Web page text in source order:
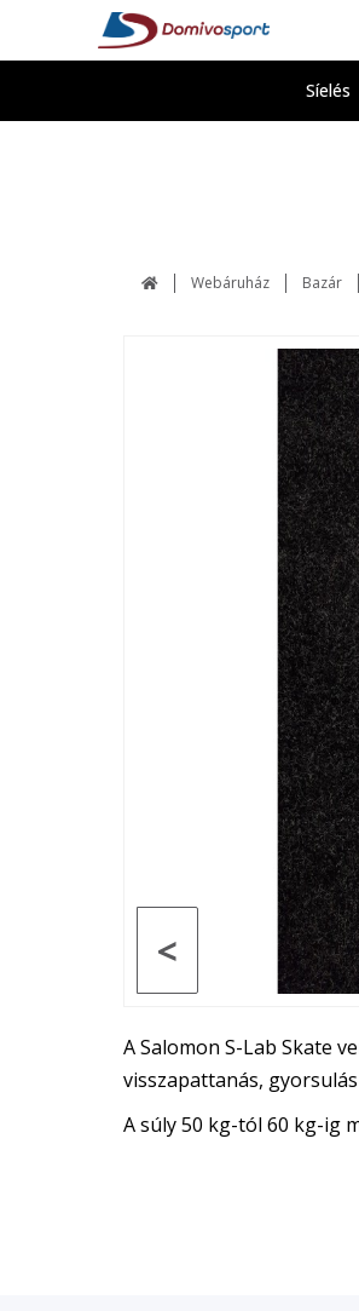
Síelés
Webáruház Bazár
<
A Salomon S-Lab Skate
visszapattanás,
A súly 50 kg-tól 60 kg-ig